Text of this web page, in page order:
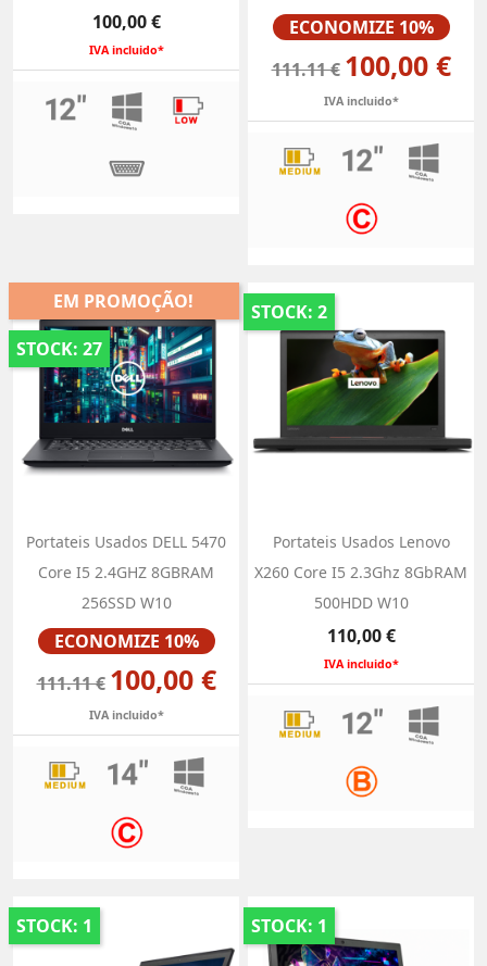
Preço
100,00 €
IVA incluido*
Preço
ECONOMIZE 10%
111.11 € 100,00 €
IVA incluido*
EM PROMOÇÃO!
STOCK: 27
Portateis Usados DELL 5470
Core I5 2.4GHZ 8GBRAM
256SSD W10
Preço
ECONOMIZE 10%
111.11 € 100,00 €
IVA incluido*
STOCK: 2
Portateis Usados Lenovo
X260 Core I5 2.3Ghz 8GbRAM
500HDD W10
Preço
110,00 €
IVA incluido*
STOCK: 1 STOCK: 1